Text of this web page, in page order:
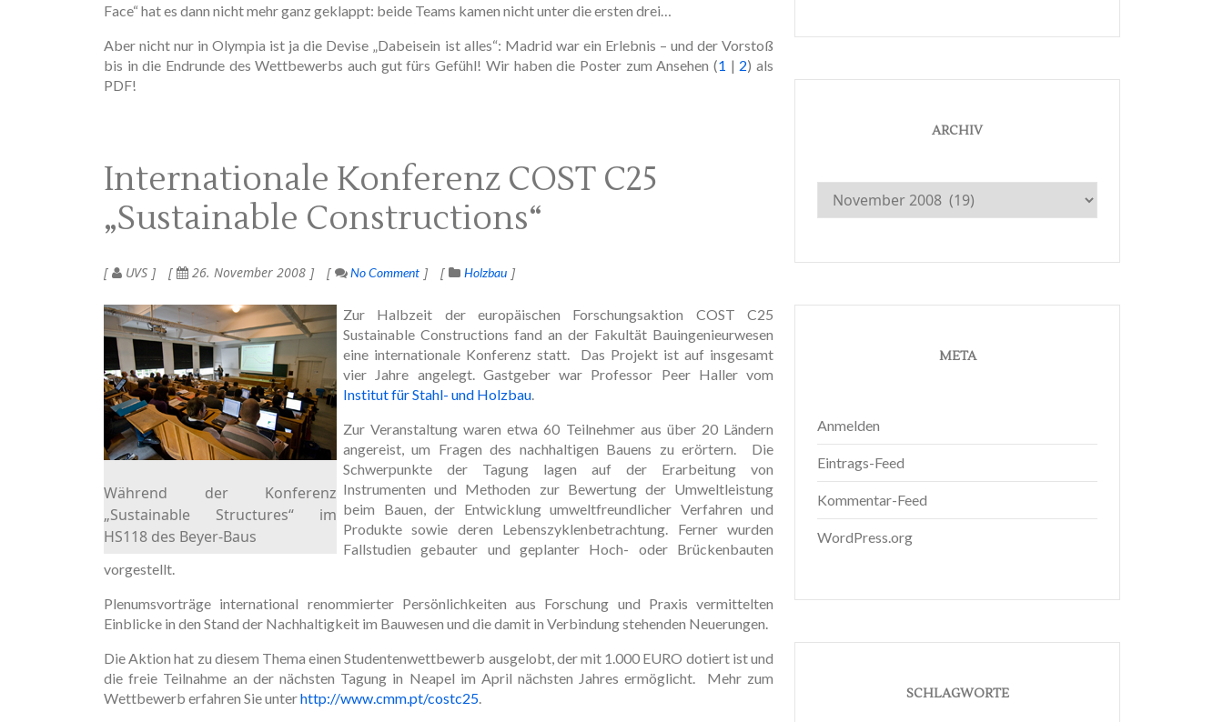
Face“ hat es dann nicht mehr ganz geklappt: beide Teams kamen nicht unter die ersten drei…
Aber nicht nur in Olympia ist ja die Devise „Dabeisein ist alles“: Madrid war ein Erlebnis – und der Vorstoß
bis in die Endrunde des Wettbewerbs auch gut fürs Gefühl! Wir haben die Poster zum Ansehen (1 | 2) als
PDF!
Internationale Konferenz COST C25
„Sustainable Constructions“
UVS 26. November 2008 No Comment Holzbau
Während der Konferenz
„Sustainable Structures“ im
HS118 des Beyer-Baus
Zur Halbzeit der europäischen Forschungsaktion COST C25
Sustainable Constructions fand an der Fakultät Bauingenieurwesen
eine internationale Konferenz statt. Das Projekt ist auf insgesamt
vier Jahre angelegt. Gastgeber war Professor Peer Haller vom
Institut für Stahl- und Holzbau
Zur Veranstaltung waren etwa 60 Teilnehmer aus über 20 Ländern
angereist, um Fragen des nachhaltigen Bauens zu erörtern. Die
Schwerpunkte der Tagung lagen auf der Erarbeitung von
Instrumenten und Methoden zur Bewertung der Umweltleistung
beim Bauen, der Entwicklung umweltfreundlicher Verfahren und
Produkte sowie deren Lebenszyklenbetrachtung. Ferner wurden
Fallstudien gebauter und geplanter Hoch- oder Brückenbauten
vorgestellt.
Plenumsvorträge international renommierter Persönlichkeiten aus Forschung und Praxis vermittelten
Einblicke in den Stand der Nachhaltigkeit im Bauwesen und die damit in Verbindung stehenden Neuerungen.
Die Aktion hat zu diesem Thema einen Studentenwettbewerb ausgelobt, der mit 1.000 EURO dotiert ist und
die freie Teilnahme an der nächsten Tagung in Neapel im April nächsten Jahres ermöglicht. Mehr zum
Wettbewerb erfahren Sie unterhttp://www.cmm.pt/costc25
ARCHIV
Archiv
META
Anmelden
Eintrags-Feed
Kommentar-Feed
WordPress.org
SCHLAGWORTE